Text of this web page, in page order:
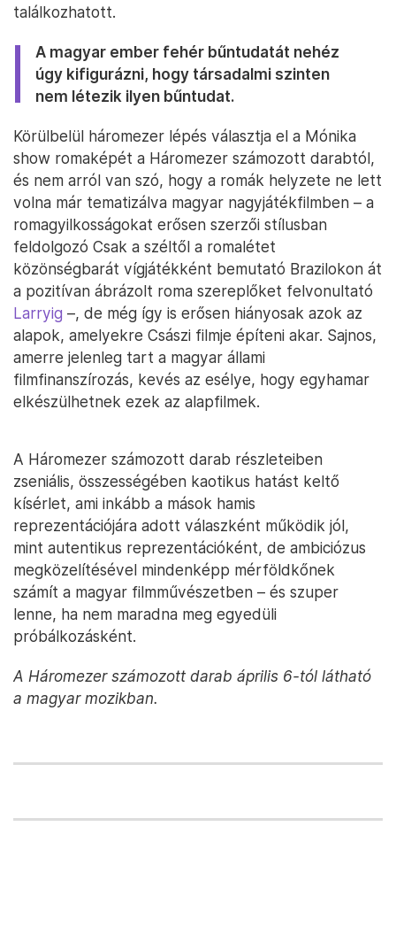
találkozhatott.
A magyar ember fehér bűntudatát nehéz
úgy kifigurázni, hogy társadalmi szinten
nem létezik ilyen bűntudat.
Körülbelül háromezer lépés választja el a Mónika
show romaképét a Háromezer számozott darabtól,
és nem arról van szó, hogy a romák helyzete ne lett
volna már tematizálva magyar nagyjátékfilmben – a
romagyilkosságokat erősen szerzői stílusban
feldolgozó Csak a széltől a romalétet
közönségbarát vígjátékként bemutató Brazilokon át
a pozitívan ábrázolt roma szereplőket felvonultató
Larryig –, de még így is erősen hiányosak azok az
alapok, amelyekre Császi filmje építeni akar. Sajnos,
amerre jelenleg tart a magyar állami
filmfinanszírozás, kevés az esélye, hogy egyhamar
elkészülhetnek ezek az alapfilmek.
A Háromezer számozott darab részleteiben
zseniális, összességében kaotikus hatást keltő
kísérlet, ami inkább a mások hamis
reprezentációjára adott válaszként működik jól,
mint autentikus reprezentációként, de ambiciózus
megközelítésével mindenképp mérföldkőnek
számít a magyar filmművészetben – és szuper
lenne, ha nem maradna meg egyedüli
próbálkozásként.
A Háromezer számozott darab április 6-tól látható
a magyar mozikban.